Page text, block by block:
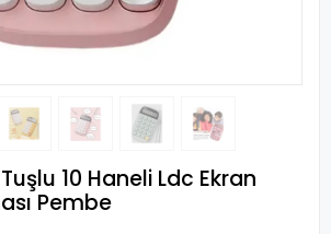
10 Haneli Ldc Ekran
Pembe